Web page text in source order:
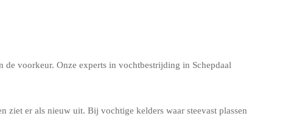
voorkeur. Onze experts in vochtbestrijding in Schepdaal
ziet er als nieuw uit. Bij vochtige kelders waar steevast plassen